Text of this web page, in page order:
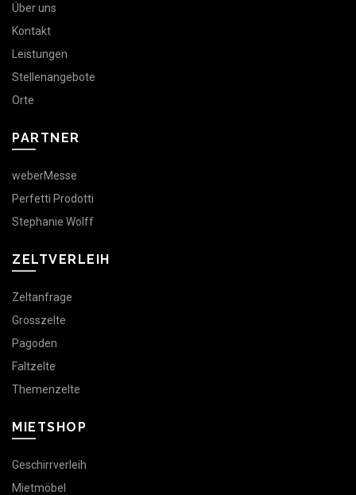
Über uns
Kontakt
Leistungen
Stellenangebote
Orte
PARTNER
weberMesse
Perfetti Prodotti
Stephanie Wolff
ZELTVERLEIH
Zeltanfrage
Grosszelte
Pagoden
Faltzelte
Themenzelte
MIETSHOP
Geschirrverleih
Mietmöbel